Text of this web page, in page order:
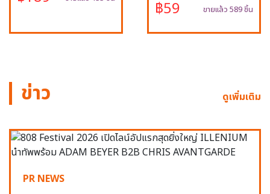
฿59 ขายแล้ว 589 ชิ้น
ข่าว ดูเพิ่มเติม
PR NEWS